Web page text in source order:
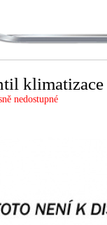
klimatizace
nedostupné